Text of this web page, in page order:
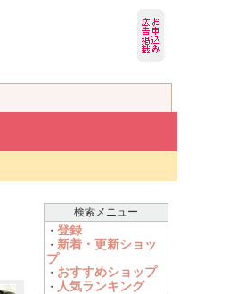
検索メニュー
・ 登録
・ 新着・更新ショッ
プ
・ おすすめショップ
・ 人気ランキング